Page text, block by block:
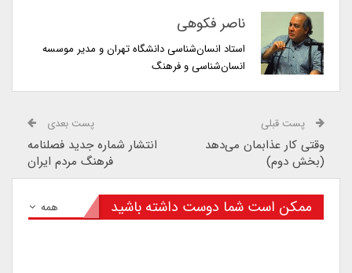
ناصر فکوهی
استاد انسان‌شناسی دانشگاه تهران و مدیر موسسه
انسان‌شناسی و فرهنگ
پست قبلی
وقتی کار عذابمان می‌دهد
(بخش دوم)
پست بعدی
انتشار شماره جدید فصلنامه
فرهنگ مردم ایران
همه ممکن است شما دوست داشته باشید